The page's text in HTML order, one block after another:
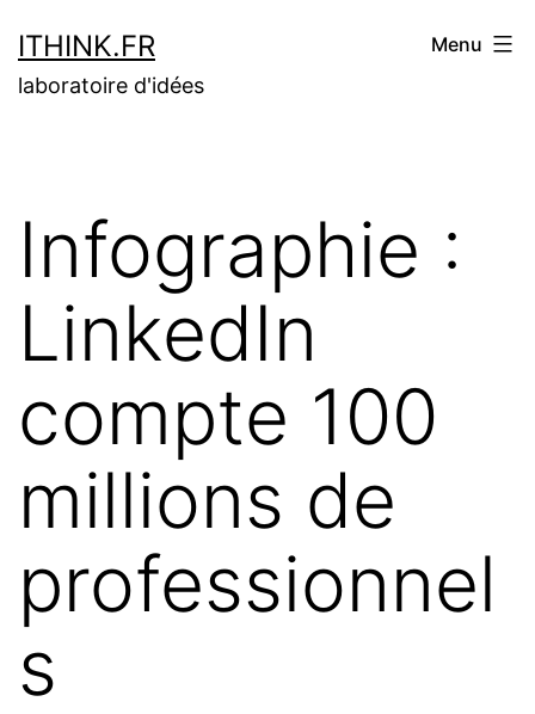
au
contenu
ITHINK.FR
laboratoire d'idées
Menu
Infographie :
LinkedIn
compte 100
millions de
professionnel
s